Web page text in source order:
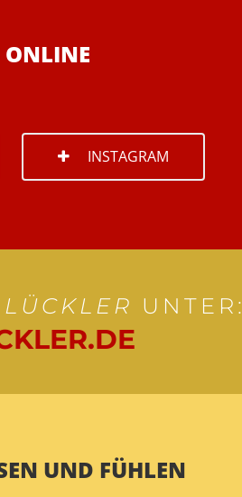
ONLINE
INSTAGRAM
UNTER:
UND FÜHLEN